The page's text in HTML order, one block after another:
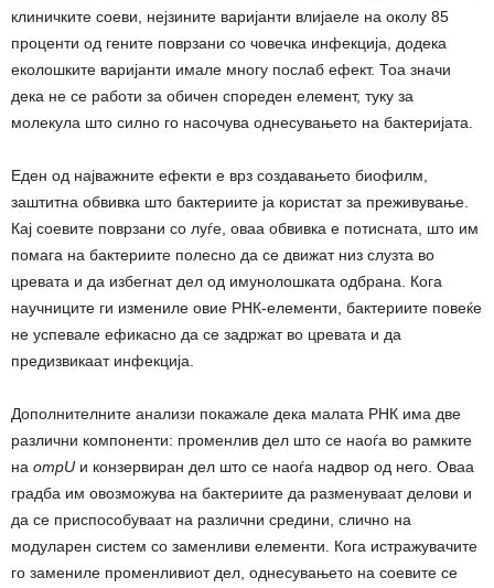
клиничките соеви, нејзините варијанти влијаеле на околу 85
проценти од гените поврзани со човечка инфекција, додека
еколошките варијанти имале многу послаб ефект. Тоа значи
дека не се работи за обичен спореден елемент, туку за
молекула што силно го насочува однесувањето на бактеријата.
Еден од најважните ефекти е врз создавањето биофилм,
заштитна обвивка што бактериите ја користат за преживување.
Кај соевите поврзани со луѓе, оваа обвивка е потисната, што им
помага на бактериите полесно да се движат низ слузта во
цревата и да избегнат дел од имунолошката одбрана. Кога
научниците ги измениле овие РНК-елементи, бактериите повеќе
не успевале ефикасно да се задржат во цревата и да
предизвикаат инфекција.
Дополнителните анализи покажале дека малата РНК има две
различни компоненти: променлив дел што се наоѓа во рамките
на ompU и конзервиран дел што се наоѓа надвор од него. Оваа
градба им овозможува на бактериите да разменуваат делови и
да се приспособуваат на различни средини, слично на
модуларен систем со заменливи елементи. Кога истражувачите
го замениле променливиот дел, однесувањето на соевите се